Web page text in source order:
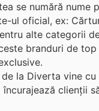
se numără
ul oficial, ex:
alte categorii
branduri de
la Diverta vine
clienții